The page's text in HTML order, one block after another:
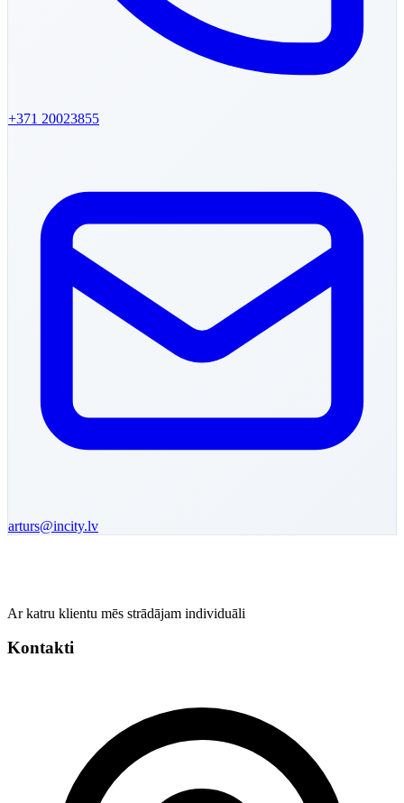
+371 20023855
arturs@incity.lv
Ar katru klientu mēs strādājam individuāli
Kontakti